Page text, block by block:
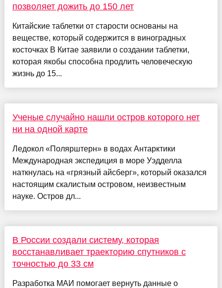
позволяет дожить до 150 лет
Китайские таблетки от старости основаны на
веществе, который содержится в виноградных
косточках В Китае заявили о создании таблетки,
которая якобы способна продлить человеческую
жизнь до 15...
Ученые случайно нашли остров которого нет
ни на одной карте
Ледокол «Полярштерн» в водах Антарктики
Международная экспедиция в море Уэдделла
наткнулась на «грязный айсберг», который оказался
настоящим скалистым островом, неизвестным
науке. Остров дл...
В России создали систему, которая
восстанавливает траекторию спутников с
точностью до 33 см
Разработка МАИ помогает вернуть данные о